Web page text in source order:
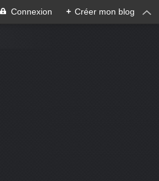
Connexion + Créer mon blog